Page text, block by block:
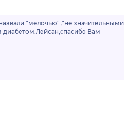
"мелочью" ,"не значительными
диабетом.Лейсан,спасибо Вам